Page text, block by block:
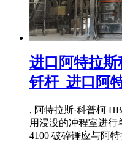
进口阿特拉斯
钎杆_进口阿
, 阿特拉斯·科普柯
用浸没的冲程室进行
4100 破碎锤应与阿